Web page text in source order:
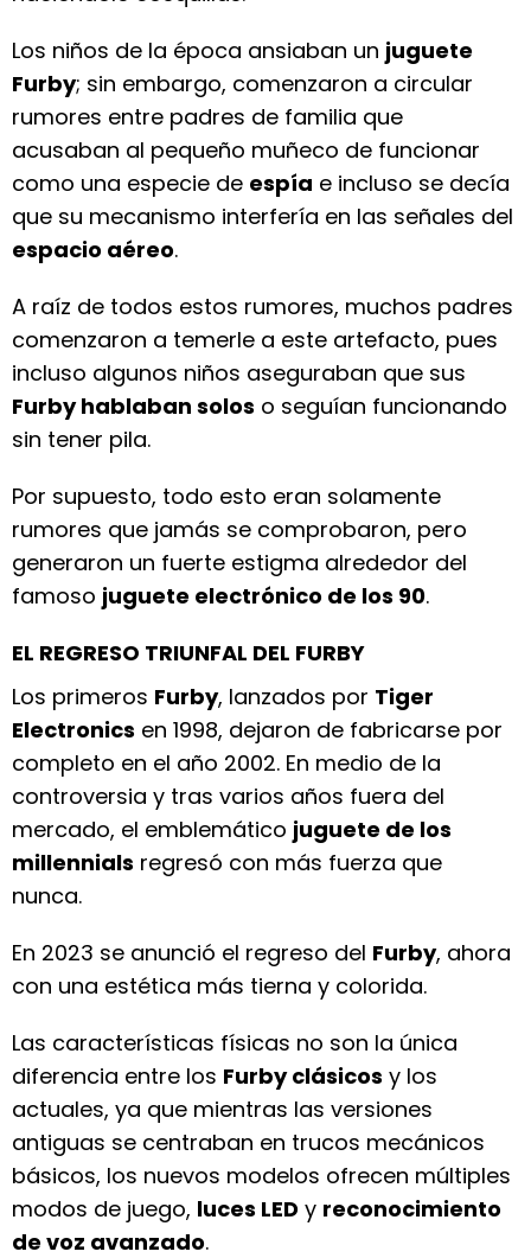
Los niños de la época ansiaban un juguete
Furby; sin embargo, comenzaron a circular
rumores entre padres de familia que
acusaban al pequeño muñeco de funcionar
como una especie de espía e incluso se decía
que su mecanismo interfería en las señales del
espacio aéreo.
A raíz de todos estos rumores, muchos padres
comenzaron a temerle a este artefacto, pues
incluso algunos niños aseguraban que sus
Furby hablaban solos o seguían funcionando
sin tener pila.
Por supuesto, todo esto eran solamente
rumores que jamás se comprobaron, pero
generaron un fuerte estigma alrededor del
famoso juguete electrónico de los 90.
EL REGRESO TRIUNFAL DEL FURBY
Los primeros Furby, lanzados por Tiger
Electronics en 1998, dejaron de fabricarse por
completo en el año 2002. En medio de la
controversia y tras varios años fuera del
mercado, el emblemático juguete de los
millennials regresó con más fuerza que
nunca.
En 2023 se anunció el regreso del Furby, ahora
con una estética más tierna y colorida.
Las características físicas no son la única
diferencia entre los Furby clásicos y los
actuales, ya que mientras las versiones
antiguas se centraban en trucos mecánicos
básicos, los nuevos modelos ofrecen múltiples
modos de juego, luces LED y reconocimiento
de voz avanzado.